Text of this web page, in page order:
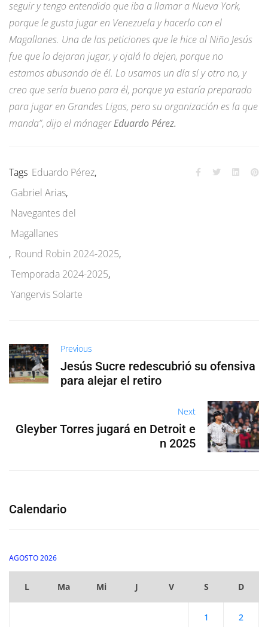
seguir y tengo entendido que iba a llamar a Nueva York,
porque le gusta jugar en Venezuela y hacerlo con el
Magallanes. Una de las peticiones que le hice al Niño Jesús
fue que lo dejaran jugar, y ojalá lo dejen, porque no
estamos abusando de él. Lo usamos un día sí y otro no, y
creo que sería bueno para él, porque ya estaría preparado
para jugar en Grandes Ligas, pero su organización es la que
manda”, dijo el mánagerEduardo Pérez.
Tags Eduardo Pérez,
Gabriel Arias,
Navegantes del
Magallanes
, Round Robin 2024-2025,
Temporada 2024-2025,
Yangervis Solarte
Previous
Jesús Sucre redescubrió su ofensiva
para alejar el retiro
Next
Gleyber Torres jugará en Detroit e
n 2025
Calendario
AGOSTO 2026
L Ma Mi J V S D
1 2